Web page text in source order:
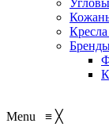
Menu ≡ ╳